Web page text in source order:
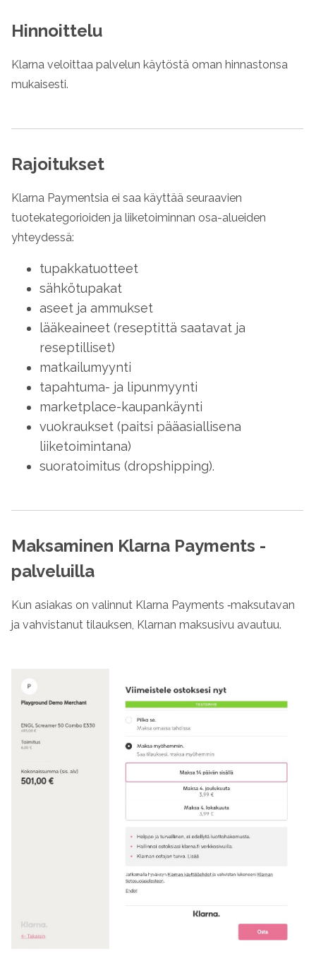
Hinnoittelu
Klarna veloittaa palvelun käytöstä oman hinnastonsa
mukaisesti.
Rajoitukset
Klarna Paymentsia ei saa käyttää seuraavien
tuotekategorioiden ja liiketoiminnan osa-alueiden
yhteydessä:
tupakkatuotteet
sähkötupakat
aseet ja ammukset
lääkeaineet (reseptittä saatavat ja
reseptilliset)
matkailumyynti
tapahtuma- ja lipunmyynti
marketplace-kaupankäynti
vuokraukset (paitsi pääasiallisena
liiketoimintana)
suoratoimitus (dropshipping).
Maksaminen Klarna Payments -
palveluilla
Kun asiakas on valinnut Klarna Payments ‑maksutavan
ja vahvistanut tilauksen, Klarnan maksusivu avautuu.